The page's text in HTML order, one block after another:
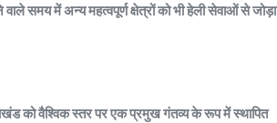
समय में अन्य महत्वपूर्ण क्षेत्रों को भी हेली सेवाओं से जोड़ा
को वैश्विक स्तर पर एक प्रमुख गंतव्य के रूप में स्थापित